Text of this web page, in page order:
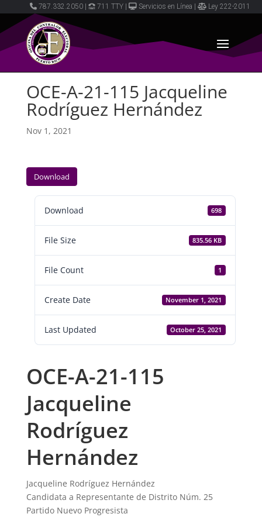
787.332.2050 711 TTY Servicios en Línea Ley 222-2011
OCE-A-21-115 Jacqueline
Rodríguez Hernández
Nov 1, 2021
Download
Download 698
File Size 835.56 KB
File Count 1
Create Date November 1, 2021
Last Updated October 25, 2021
OCE-A-21-115
Jacqueline
Rodríguez
Hernández
Jacqueline Rodríguez Hernández
Candidata a Representante de Distrito Núm. 25
Partido Nuevo Progresista